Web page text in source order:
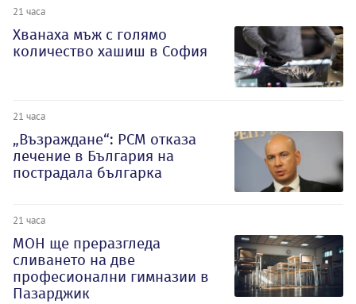
21 часа
Хванаха мъж с голямо
количество хашиш в София
21 часа
„Възраждане“: РСМ отказа
лечение в България на
пострадала българка
21 часа
МОН ще преразгледа
сливането на две
професионални гимназии в
Пазарджик